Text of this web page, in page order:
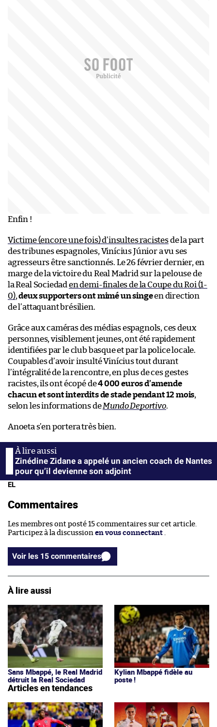
Enfin !
Victime (encore une fois) d’insultes racistesde la part
des tribunes espagnoles, Vinícius Júnior a vu ses
agresseurs être sanctionnés. Le 26 février dernier, en
marge de la victoire du Real Madrid sur la pelouse de
la Real Sociedad en demi-finales de la Coupe du Roi (1-
0),deux supporters ont mimé un singeen direction
de l’attaquant brésilien.
Grâce aux caméras des médias espagnols, ces deux
personnes, visiblement jeunes, ont été rapidement
identifiées par le club basque et par la police locale.
Coupables d’avoir insulté Vinícius tout durant
l’intégralité de la rencontre, en plus de ces gestes
racistes, ils ont écopé de4 000 euros d’amende
chacun et sont interdits de stade pendant 12 mois,
selon les informations deMundo Deportivo.
Anoeta s’en portera très bien.
Zinédine Zidane a appelé un ancien coach de Nantes
pour qu’il devienne son adjoint
EL
Commentaires
Les membres ont posté 15 commentaires sur cet article.
Participez à la discussion en vous connectant
Voir les 15 commentaires
À lire aussi
Sans Mbappé, le Real Madrid
détruit la Real Sociedad
Kylian Mbappé fidèle au
poste !
Articles en tendances